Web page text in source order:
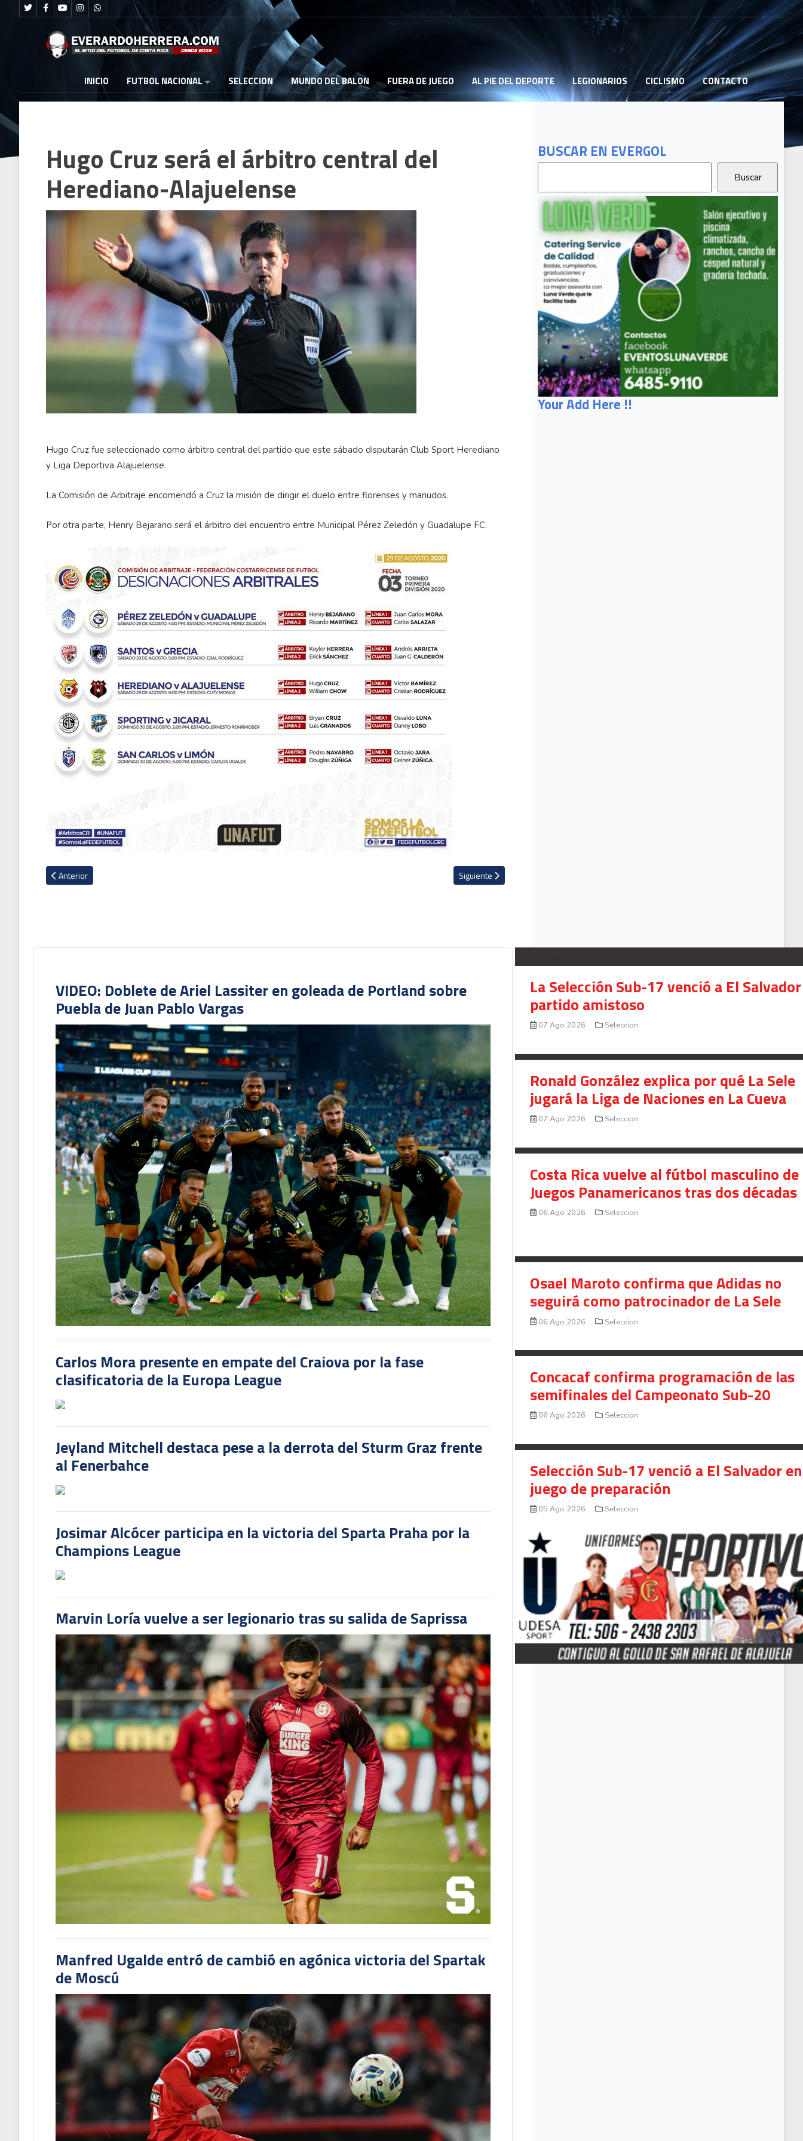
INICIO FUTBOL NACIONAL SELECCION MUNDO DEL BALON FUERA DE JUEGO AL PIE DEL DEPORTE LEGIONARIOS CICLISMO CONTACTO
BUSCAR EN EVERGOL
Your Add Here !!
Hugo Cruz será el árbitro central del
Herediano-Alajuelense
Hugo Cruz fue seleccionado como árbitro central del partido que este sábado disputarán Club Sport Herediano
y Liga Deportiva Alajuelense.
La Comisión de Arbitraje encomendó a Cruz la misión de dirigir el duelo entre florenses y manudos.
Por otra parte, Henry Bejarano será el árbitro del encuentro entre Municipal Pérez Zeledón y Guadalupe FC.
Artículo anterior: Doctor de Saprissa presenta demanda contra Kevin Briceño
Anterior Artículo siguiente: Randall Azofeifa se integró a los entrenamientos con Herediano
Siguiente
VIDEO: Doblete de Ariel Lassiter en goleada de Portland sobre
Puebla de Juan Pablo Vargas
Carlos Mora presente en empate del Craiova por la fase
clasificatoria de la Europa League
Jeyland Mitchell destaca pese a la derrota del Sturm Graz frente
al Fenerbahce
Josimar Alcócer participa en la victoria del Sparta Praha por la
Champions League
Marvin Loría vuelve a ser legionario tras su salida de Saprissa
Manfred Ugalde entró de cambió en agónica victoria del Spartak
de Moscú
La Selección Sub-17 venció a El
partido amistoso
07 Ago 2026 Seleccion
Ronald González explica por qué La Sele
jugará la Liga de Naciones en La Cueva
07 Ago 2026 Seleccion
Costa Rica vuelve al fútbol masculino
Juegos Panamericanos tras dos décadas
06 Ago 2026 Seleccion
Osael Maroto confirma que Adidas no
seguirá como patrocinador de La Sele
06 Ago 2026 Seleccion
Concacaf confirma programación de las
semifinales del Campeonato Sub-20
06 Ago 2026 Seleccion
Selección Sub-17 venció a El Salvador en
juego de preparación
05 Ago 2026 Seleccion